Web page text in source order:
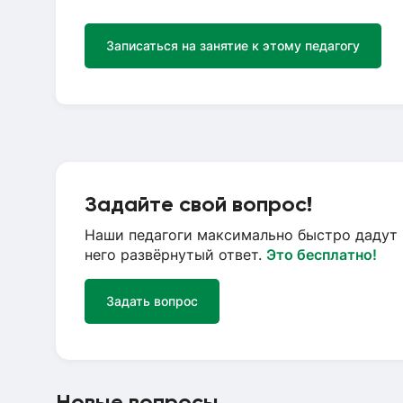
Записаться на занятие к этому педагогу
Задайте свой вопрос!
Наши педагоги максимально быстро дадут
него развёрнутый ответ. Это бесплатно!
Задать вопрос